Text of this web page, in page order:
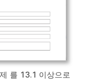
를 13.1 이상으로